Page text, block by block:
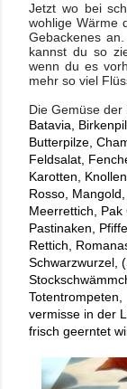
Jetzt wo bei
wohlige Wärme
Gebackenes
kannst du so
wenn du es
mehr so viel
Die Gemüse der
Batavia,
Butterpilze,
Feldsalat,
Karotten,
Rosso,
Meerrettich, Pak
Pastinaken,
Rettich,
Schwarzwurzel,
Totentrompeten,
vermisse in der
frisch geerntet